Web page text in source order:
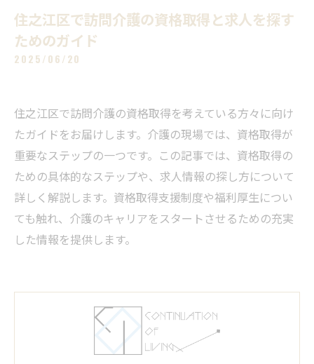
住之江区で訪問介護の資格取得と求人を探す
ためのガイド
2025/06/20
住之江区で訪問介護の資格取得を考えている方々に向け
たガイドをお届けします。介護の現場では、資格取得が
重要なステップの一つです。この記事では、資格取得の
ための具体的なステップや、求人情報の探し方について
詳しく解説します。資格取得支援制度や福利厚生につい
ても触れ、介護のキャリアをスタートさせるための充実
した情報を提供します。